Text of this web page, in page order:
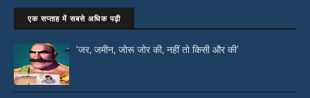
एक सप्ताह में सबसे अधिक पढ़ी
‘जर, जमीन, जोरू जोर की, नहीं तो किसी और की’